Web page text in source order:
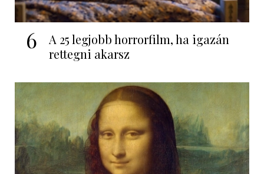
6
A 25 legjobb horrorfilm, ha igazán
rettegni akarsz